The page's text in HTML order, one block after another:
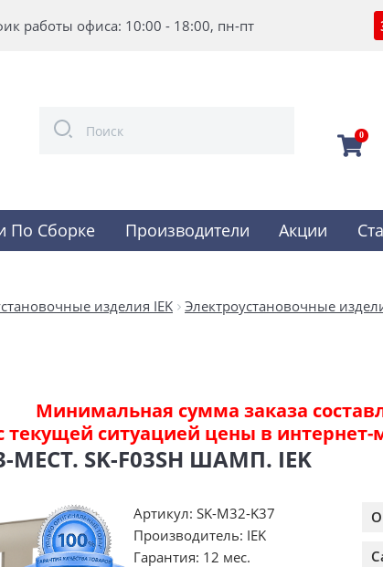
работы офиса: 10:00 - 18:00, пн-пт
0
По Сборке Производители Акции
изделия IEK
Электроустановочные
Минимальная сумма заказа
текущей ситуацией цены в интернет-
МЕСТ. SK-F03SH ШАМП. IEK
Артикул: SK-M32-K37
Производитель: IEK
Гарантия: 12 мес.